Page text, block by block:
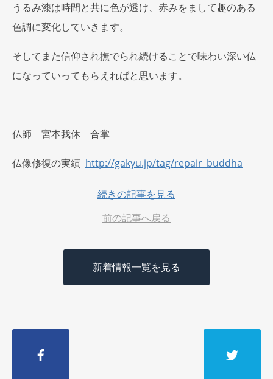
うるみ漆は時間と共に色が透け、赤みをまして趣のある
色調に変化していきます。
そしてまた信仰され撫でられ続けることで味わい深い仏
になっていってもらえればと思います。
仏師 宮本我休 合掌
仏像修復の実績 http://gakyu.jp/tag/repair_buddha
続きの記事を見る
前の記事へ戻る
新着情報一覧を見る